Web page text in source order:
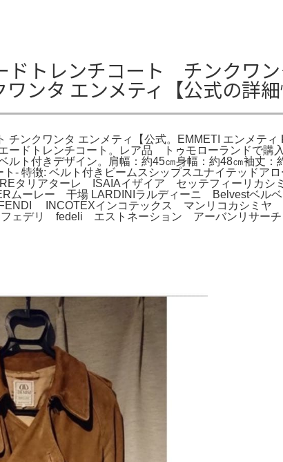
トレンチコート チンクワ
ンタ エンメティ【公式の詳
チンクワンタ エンメティ【公式。EMMETI エンメテ
ードトレンチコート。レア品 トゥモローランドで
ルト付きデザイン。肩幅：約45㎝身幅：約48㎝袖丈
- 特徴: ベルト付きビームスシップスユナイテッドア
タリアターレ ISAIAイザイア セッテフィーリ
ムーレー 干場 LARDINIラルディーニ Belvestベ
INCOTEXインコテックス マンリコカシミ
デリ fedeli エストネーション アーバンリサーチ